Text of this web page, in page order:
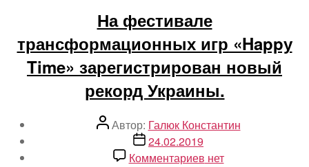
На фестивале
трансформационных игр «Happу
Time» зарегистрирован новый
рекорд Украины.
АвторАвтор: Галюк Константин
Дата
записи
24.02.2019
Комментариевкнет